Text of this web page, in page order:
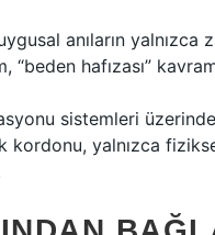
anıların yalnızca
“beden hafızası”
sistemleri
yalnızca